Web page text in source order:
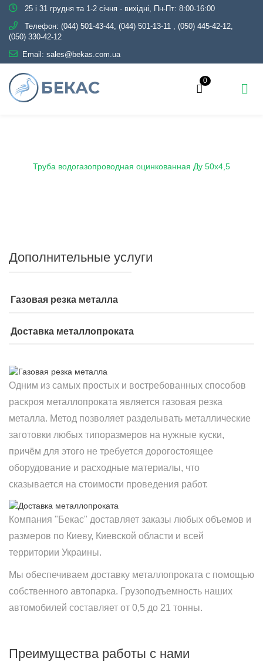
25 і 31 грудня та 1-2 січня - вихідні, Пн-Пт: 8:00-16:00
Телефон: (044) 501-43-44, (044) 501-13-11 , (050) 445-42-12,
(050) 330-42-12
Email: sales@bekas.com.ua
0
Труба водогазопроводная оцинкованная Ду 50х4,5
Дополнительные услуги
Газовая резка металла
Доставка металлопроката
Одним из самых простых и востребованных способов
раскроя металлопроката является газовая резка
металла. Метод позволяет разделывать металлические
заготовки любых типоразмеров на нужные куски,
причём для этого не требуется дорогостоящее
оборудование и расходные материалы, что
сказывается на стоимости проведения работ.
Компания "Бекас" доставляет заказы любых объемов и
размеров по Киеву, Киевской области и всей
территории Украины.
Мы обеспечиваем доставку металлопроката с помощью
собственного автопарка. Грузоподъемность наших
автомобилей составляет от 0,5 до 21 тонны.
Преимущества работы с нами